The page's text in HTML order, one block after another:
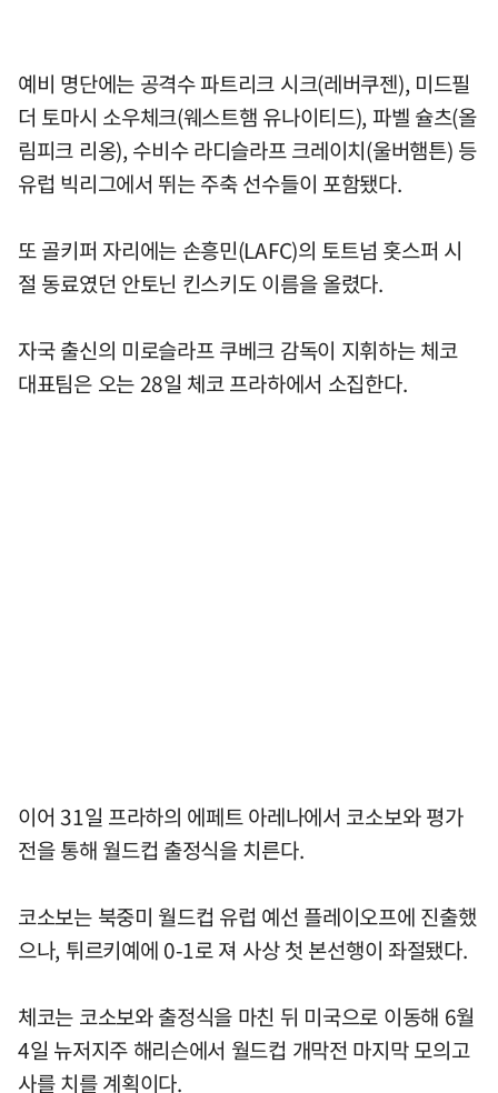
예비 명단에는 공격수 파트리크 시크(레버쿠젠), 미드필
더 토마시 소우체크(웨스트햄 유나이티드), 파벨 슐츠(올
림피크 리옹), 수비수 라디슬라프 크레이치(울버햄튼) 등
유럽 빅리그에서 뛰는 주축 선수들이 포함됐다.
또 골키퍼 자리에는 손흥민(LAFC)의 토트넘 홋스퍼 시
절 동료였던 안토닌 킨스키도 이름을 올렸다.
자국 출신의 미로슬라프 쿠베크 감독이 지휘하는 체코
대표팀은 오는 28일 체코 프라하에서 소집한다.
이어 31일 프라하의 에페트 아레나에서 코소보와 평가
전을 통해 월드컵 출정식을 치른다.
코소보는 북중미 월드컵 유럽 예선 플레이오프에 진출했
으나, 튀르키예에 0-1로 져 사상 첫 본선행이 좌절됐다.
체코는 코소보와 출정식을 마친 뒤 미국으로 이동해 6월
4일 뉴저지주 해리슨에서 월드컵 개막전 마지막 모의고
사를 치를 계획이다.